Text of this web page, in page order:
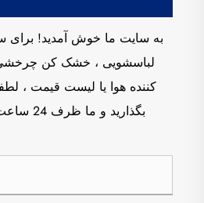
به سایت ما خوش آمدید! برای
لباسشویی ، خشک کن
کننده هوا یا لیست قیمت ،